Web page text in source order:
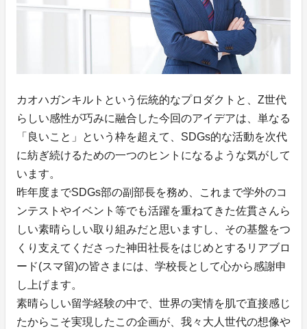
カオハガンキルトという伝統的なプロダクトと、Z世代
らしい感性が巧みに融合した今回のアイデアは、単なる
「良いこと」という枠を超えて、SDGs的な活動を次代
に紡ぎ続けるための一つのヒントになるような気がして
います。
昨年度までSDGs部の副部長を務め、これまで学外のコ
ンテストやイベント等でも活躍を重ねてきた佐貫さんら
しい素晴らしい取り組みだと思いますし、その基盤をつ
くり支えてくださった神田社長をはじめとするリアブロ
ード(スマ留)の皆さまには、学校長として心から感謝申
し上げます。
素晴らしい留学経験の中で、世界の実情を肌で直接感じ
たからこそ実現したこの企画が、我々大人世代の想像や